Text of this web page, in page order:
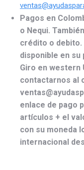
Pagos en
o Nequi.
crédito o debito.
disponible en su
Giro en western
contactarnos al
enlace de pago
artículos + el
con su moneda
internacional